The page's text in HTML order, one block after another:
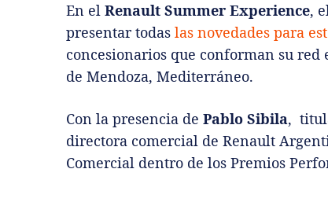
En el Renault Summer Experience,
presentar todas las novedades para
concesionarios que conforman su
de Mendoza, Mediterráneo.
Con la presencia de Pablo Sibila,
directora comercial de Renault
Comercial dentro de los Premios